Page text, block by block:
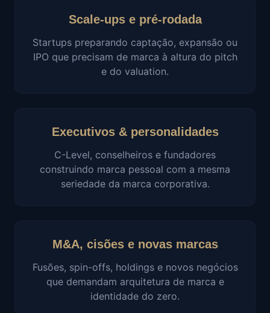
Scale-ups e pré-rodada
Startups preparando captação, expansão ou
IPO que precisam de marca à altura do pitch
e do valuation.
Executivos & personalidades
C-Level, conselheiros e fundadores
construindo marca pessoal com a mesma
seriedade da marca corporativa.
M&A, cisões e novas marcas
Fusões, spin-offs, holdings e novos negócios
que demandam arquitetura de marca e
identidade do zero.